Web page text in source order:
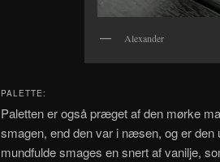
Alexander
PALETTE:
Paletten er også præget af den mørke
smagen, end den var i næsen, og er
mundfulde smages en snert af vanilje,